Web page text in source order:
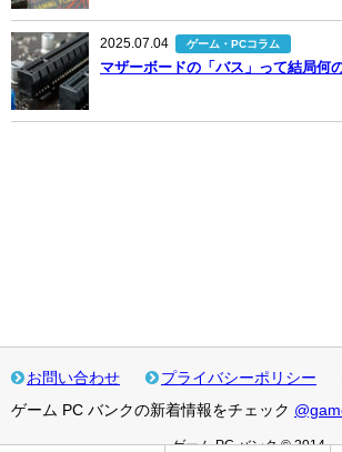
2025.07.04 ゲーム・PCコラム
マザーボードの「バス」って結局何
お問い合わせ プライバシーポリシー
ゲーム PC バンクの新着情報をチェック
ゲーム PC バンク © 2014